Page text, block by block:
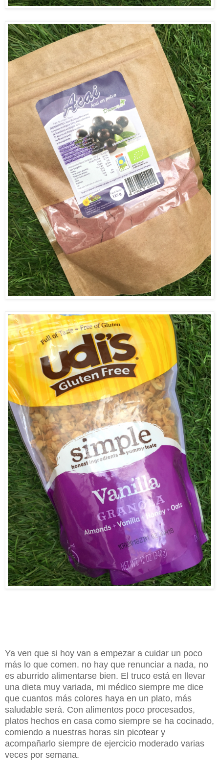
Ya ven que si hoy van a empezar a cuidar un poco
más lo que comen. no hay que renunciar a nada, no
es aburrido alimentarse bien. El truco está en llevar
una dieta muy variada, mi médico siempre me dice
que cuantos más colores haya en un plato, más
saludable será. Con alimentos poco procesados,
platos hechos en casa como siempre se ha cocinado,
comiendo a nuestras horas sin picotear y
acompañarlo siempre de ejercicio moderado varias
veces por semana.